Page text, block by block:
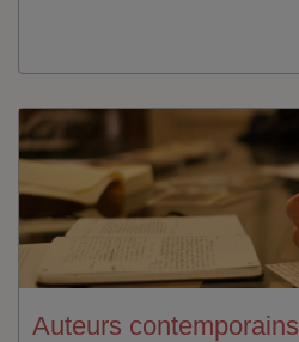
Auteurs contemporains